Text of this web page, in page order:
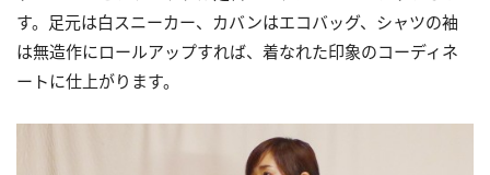
す。足元は白スニーカー、カバンはエコバッグ、シャツの袖
は無造作にロールアップすれば、着なれた印象のコーディネ
ートに仕上がります。